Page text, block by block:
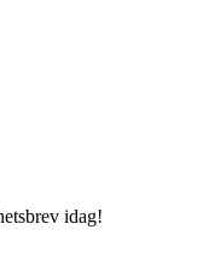
idag!